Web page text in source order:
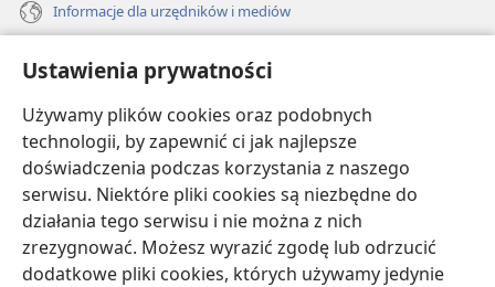
Ustawienia prywatności
Używamy plików cookies oraz podobnych
technologii, by zapewnić ci jak najlepsze
doświadczenia podczas korzystania z naszego
serwisu. Niektóre pliki cookies są niezbędne do
działania tego serwisu i nie można z nich
zrezygnować. Możesz wyrazić zgodę lub odrzucić
dodatkowe pliki cookies, których używamy jedynie
Informacje dla urzędników i mediów
Darowizny
(opens
new
window)BIBLIOTEKA INTERNETOWA Strażnicy
(opens
new
window)JW Hub
(opens
new
window)JW Library